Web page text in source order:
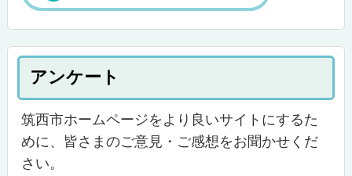
アンケート
筑西市ホームページをより良いサイトにするた
めに、皆さまのご意見・ご感想をお聞かせくだ
さい。